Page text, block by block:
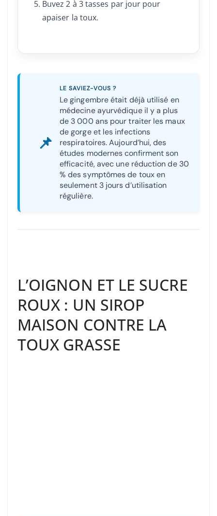
Buvez 2 à 3 tasses par jour pour
apaiser la toux.
📌
LE SAVIEZ-VOUS ?
Le gingembre était déjà utilisé en
médecine ayurvédique il y a plus
de 3 000 ans pour traiter les maux
de gorge et les infections
respiratoires. Aujourd’hui, des
études modernes confirment son
efficacité, avec une réduction de 30
% des symptômes de toux en
seulement 3 jours d’utilisation
régulière.
L’OIGNON ET LE SUCRE
ROUX : UN SIROP
MAISON CONTRE LA
TOUX GRASSE